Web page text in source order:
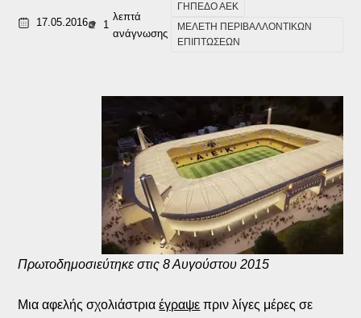
17.05.2016 1
λεπτά
ανάγνωσης
ΓΗΠΕΔΟ ΑΕΚ
ΜΕΛΕΤΗ ΠΕΡΙΒΑΛΛΟΝΤΙΚΩΝ
ΕΠΙΠΤΩΣΕΩΝ
Πρωτοδημοσιεύτηκε στις 8 Αυγούστου 2015
Μια αφελής σχολιάστριαέγραψε πριν λίγες μέρες σε